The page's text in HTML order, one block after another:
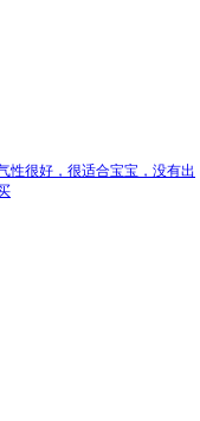
性很好，很适合宝宝，没有出